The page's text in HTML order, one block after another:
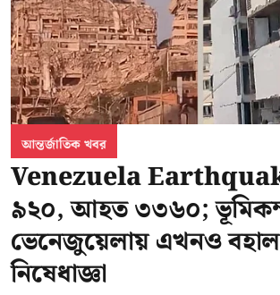
আন্তর্জাতিক খবর
Venezuela
৯২০, আহত ৩৩৬০;
ভেনেজুয়েলায় এখনও বহাল
নিষেধাজ্ঞা